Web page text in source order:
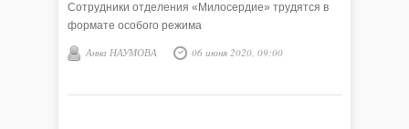
Сотрудники отделения «Милосердие» трудятся в
формате особого режима
Анна НАУМОВА 06 июня 2020, 09:00